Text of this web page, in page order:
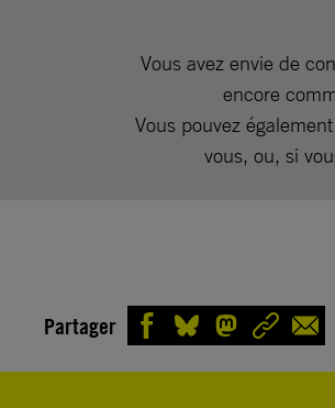
Vous avez envie de
encore
Vous pouvez
vous, ou, si
Partager